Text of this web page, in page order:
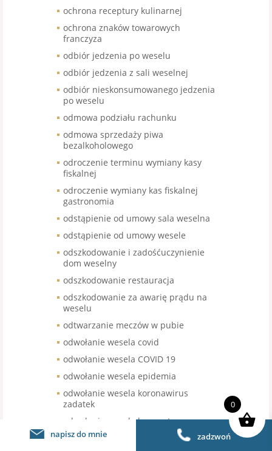
ochrona receptury kulinarnej
ochrona znaków towarowych
franczyza
odbiór jedzenia po weselu
odbiór jedzenia z sali weselnej
odbiór nieskonsumowanego jedzenia
po weselu
odmowa podziału rachunku
odmowa sprzedaży piwa
bezalkoholowego
odroczenie terminu wymiany kasy
fiskalnej
odroczenie wymiany kas fiskalnej
gastronomia
odstąpienie od umowy sala weselna
odstąpienie od umowy wesele
odszkodowanie i zadośćuczynienie
dom weselny
odszkodowanie restauracja
odszkodowanie za awarię prądu na
weselu
odtwarzanie meczów w pubie
odwołanie wesela covid
odwołanie wesela COVID 19
odwołanie wesela epidemia
odwołanie wesela koronawirus
zadatek
odwołanie wesela kwarantanna
oglądanie meczów w miejscu pracy
napisz do mnie zadzwoń
0